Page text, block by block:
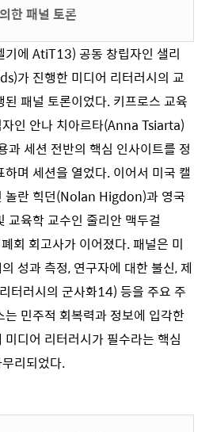
한 패널 토론
기에 AtiT13) 공동 창립자인 샐리
가 진행한 미디어 리터러시의 교
패널 토론이었다. 키프로스 교육
인 안나 치아르타(Anna Tsiarta)
과 세션 전반의 핵심 인사이트를 정
며 세션을 열었다. 이어서 미국 캘
놀란 힉던(Nolan Higdon)과 영국
교육학 교수인 줄리안 맥두걸
회 회고사가 이어졌다. 패널은 미
성과 측정, 연구자에 대한 불신, 제
터러시의 군사화14) 등을 주요 주
민주적 회복력과 정보에 입각한
디어 리터러시가 필수라는 핵심
리되었다.